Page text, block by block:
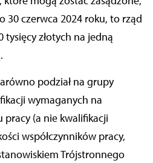
30 czerwca 2024 roku, to rząd
tysięcy złotych na jedną
podział na grupy
wymaganych na
(a nie kwalifikacji
współczynników pracy,
Trójstronnego